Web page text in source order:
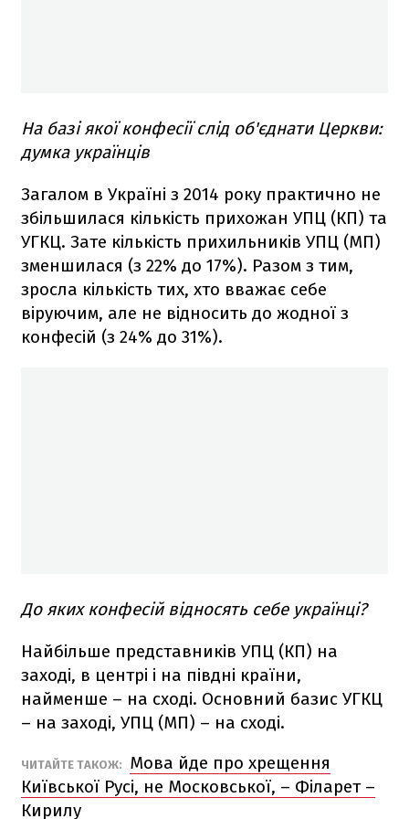
На базі якої конфесії слід об'єднати Церкви:
думка українців
Загалом в Україні з 2014 року практично не
збільшилася кількість прихожан УПЦ (КП) та
УГКЦ. Зате кількість прихильників УПЦ (МП)
зменшилася (з 22% до 17%). Разом з тим,
зросла кількість тих, хто вважає себе
віруючим, але не відносить до жодної з
конфесій (з 24% до 31%).
До яких конфесій відносять себе українці?
Найбільше представників УПЦ (КП) на
заході, в центрі і на півдні країни,
найменше – на сході. Основний базис УГКЦ
– на заході, УПЦ (МП) – на сході.
ЧИТАЙТЕ ТАКОЖ:
Мова йде про хрещення
Київської Русі, не Московської, – Філарет –
Кирилу